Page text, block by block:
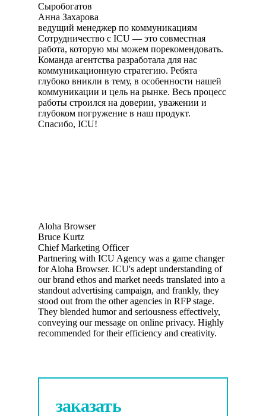
Сыробогатов
Анна Захарова
ведущий менеджер по коммуникациям
Сотрудничество с ICU — это совместная
работа, которую мы можем порекомендовать.
Команда агентства разработала для нас
коммуникационную стратегию. Ребята
глубоко вникли в тему, в особенности нашей
коммуникации и цель на рынке. Весь процесс
работы строился на доверии, уважении и
глубоком погружение в наш продукт.
Спасибо, ICU!
Aloha Browser
Bruce Kurtz
Chief Marketing Officer
Partnering with ICU Agency was a game changer
for Aloha Browser. ICU's adept understanding of
our brand ethos and market needs translated into a
standout advertising campaign, and frankly, they
stood out from the other agencies in RFP stage.
They blended humor and seriousness effectively,
conveying our message on online privacy. Highly
recommended for their efficiency and creativity.
заказать